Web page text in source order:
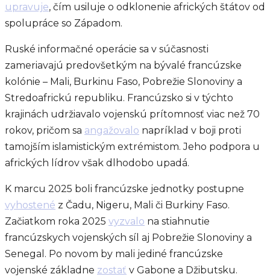
upravuje, čím usiluje o odklonenie afrických štátov od
spolupráce so Západom.
Ruské informačné operácie sa v súčasnosti
zameriavajú predovšetkým na bývalé francúzske
kolónie – Mali, Burkinu Faso, Pobrežie Slonoviny a
Stredoafrickú republiku. Francúzsko si v týchto
krajinách udržiavalo vojenskú prítomnosť viac než 70
rokov, pričom sa angažovalo napríklad v boji proti
tamojším islamistickým extrémistom. Jeho podpora u
afrických lídrov však dlhodobo upadá.
K marcu 2025 boli francúzske jednotky postupne
vyhostené z Čadu, Nigeru, Mali či Burkiny Faso.
Začiatkom roka 2025 vyzvalo na stiahnutie
francúzskych vojenských síl aj Pobrežie Slonoviny a
Senegal. Po novom by mali jediné francúzske
vojenské základne zostať v Gabone a Džibutsku.